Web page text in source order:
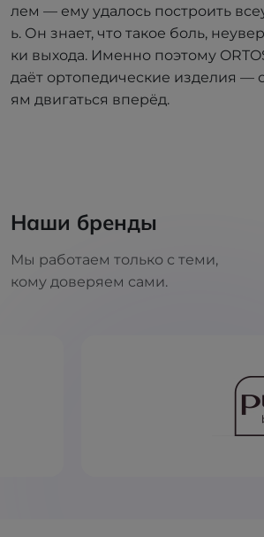
лем — ему удалось построить
ь. Он знает, что такое боль,
ки выхода. Именно поэтому
даёт ортопедические изделия —
ям двигаться вперёд.
Наши бренды
Мы работаем только с теми,
кому доверяем сами.